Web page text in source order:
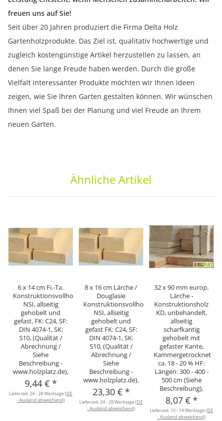
freuen uns auf Sie!
Seit über 20 Jahren produziert die Firma Delta Holz
Gartenholzprodukte. Das Ziel ist, qualitativ hochwertige und
zugleich kostengünstige Artikel herzustellen zu lassen, an
denen Sie lange Freude haben werden. Durch die große
Vielfalt interessanter Produkte möchten wir Ihnen Ideen
zeigen, wie Sie Ihren Garten gestalten können. Wir wünschen
Ihnen viel Spaß bei der Planung und viel Freude an Ihrem
neuen Garten.
Ähnliche Artikel
6 x 14 cm Fi.-Ta.
Konstruktionsvollholz
NSI, allseitig
gehobelt und
gefast, FK: C24, SF:
DIN 4074-1, SK:
S10, (Qualität /
Abrechnung /
Siehe
Beschreibung -
www.holzplatz.de),
9,44 € *
Lieferzeit:24 - 28 Werktage(DE
- Ausland abweichend)
8 x 16 cm Lärche /
Douglasie
Konstruktionsvollholz
NSI, allseitig
gehobelt und
gefast FK: C24, SF:
DIN 4074-1, SK:
S10, (Qualität /
Abrechnung /
Siehe
Beschreibung -
www.holzplatz.de),
23,30 € *
Lieferzeit:24 - 28 Werktage(DE
- Ausland abweichend)
32 x 90 mm europ.
Lärche -
Konstruktionsholz
KD, unbehandelt,
allseitig
scharfkantig
gehobelt mit
gefaster Kante,
Kammergetrocknet
ca. 18 - 20 % HF:
Längen: 300 - 400 -
500 cm (Siehe
Beschreibung),
8,07 € *
Lieferzeit: 10 - 14 Werktage(DE
- Ausland abweichend)